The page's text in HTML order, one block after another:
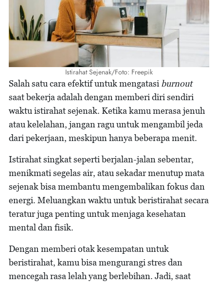
Istirahat Sejenak/Foto: Freepik
Salah satu cara efektif untuk mengatasi burnout
saat bekerja adalah dengan memberi diri sendiri
waktu istirahat sejenak. Ketika kamu merasa jenuh
atau kelelahan, jangan ragu untuk mengambil jeda
dari pekerjaan, meskipun hanya beberapa menit.
Istirahat singkat seperti berjalan-jalan sebentar,
menikmati segelas air, atau sekadar menutup mata
sejenak bisa membantu mengembalikan fokus dan
energi. Meluangkan waktu untuk beristirahat secara
teratur juga penting untuk menjaga kesehatan
mental dan fisik.
Dengan memberi otak kesempatan untuk
beristirahat, kamu bisa mengurangi stres dan
mencegah rasa lelah yang berlebihan. Jadi, saat